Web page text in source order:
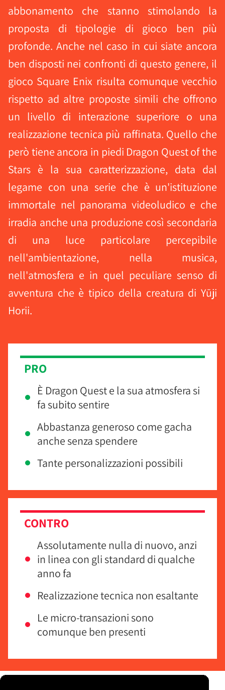
abbonamento che stanno stimolando la
proposta di tipologie di gioco ben più
profonde. Anche nel caso in cui siate ancora
ben disposti nei confronti di questo genere, il
gioco Square Enix risulta comunque vecchio
rispetto ad altre proposte simili che offrono
un livello di interazione superiore o una
realizzazione tecnica più raffinata. Quello che
però tiene ancora in piedi Dragon Quest of the
Stars è la sua caratterizzazione, data dal
legame con una serie che è un'istituzione
immortale nel panorama videoludico e che
irradia anche una produzione così secondaria
di una luce particolare percepibile
nell'ambientazione, nella musica,
nell'atmosfera e in quel peculiare senso di
avventura che è tipico della creatura di Yūji
Horii.
PRO
È Dragon Quest e la sua atmosfera si
fa subito sentire
Abbastanza generoso come gacha
anche senza spendere
Tante personalizzazioni possibili
CONTRO
Assolutamente nulla di nuovo, anzi
in linea con gli standard di qualche
anno fa
Realizzazione tecnica non esaltante
Le micro-transazioni sono
comunque ben presenti